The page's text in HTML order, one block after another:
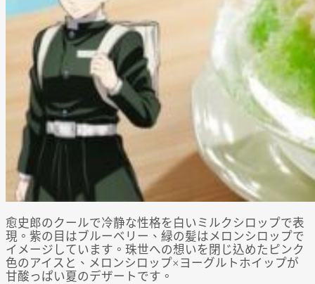
愈史郎のクールで冷静な性格を白いミルクシロップで表
現。紫の目はブルーベリー、緑の髪はメロンシロップで
イメージしています。珠世への想いを閉じ込めたピンク
色のアイスと、メロンシロップ×ヨーグルトホイップが
甘酸っぱい夏のデザートです。